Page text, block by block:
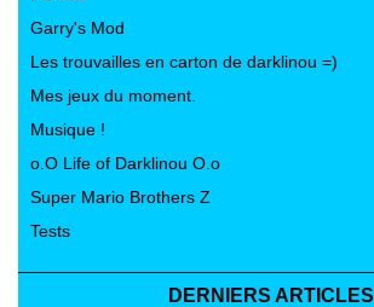
Garry's Mod
Les trouvailles en carton de darklinou =)
Mes jeux du moment.
Musique !
o.O Life of Darklinou O.o
Super Mario Brothers Z
Tests
DERNIERS ARTICLES